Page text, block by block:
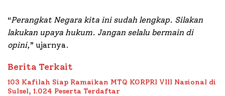
“Perangkat Negara kita ini sudah lengkap. Silakan
lakukan upaya hukum. Jangan selalu bermain di
opini,” ujarnya.
Berita Terkait
103 Kafilah Siap Ramaikan MTQ KORPRI VIII Nasional di
Sulsel, 1.024 Peserta Terdaftar